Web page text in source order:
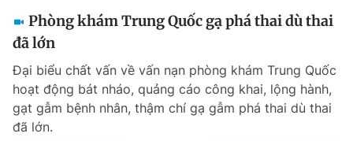
Phòng khám Trung Quốc gạ phá thai dù thai
đã lớn
Đại biểu chất vấn về vấn nạn phòng khám Trung Quốc
hoạt động bát nháo, quảng cáo công khai, lộng hành,
gạt gẫm bệnh nhân, thậm chí gạ gẫm phá thai dù thai
đã lớn.